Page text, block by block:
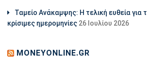
Ταμείο Ανάκαμψης: Η τελική ευθεία για
κρίσιμες ημερομηνίες 26 Ιουλίου 2026
MONEYONLINE.GR